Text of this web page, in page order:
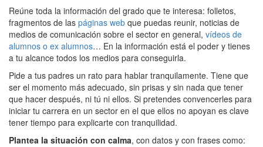
Reúne toda la información del grado que te interesa: folletos,
fragmentos de las páginas web que puedas reunir, noticias de
medios de comunicación sobre el sector en general, vídeos de
alumnos o ex alumnos… En la información está el poder y tienes
a tu alcance todos los medios para conseguirla.
Pide a tus padres un rato para hablar tranquilamente. Tiene que
ser el momento más adecuado, sin prisas y sin nada que tener
que hacer después, ni tú ni ellos. Si pretendes convencerles para
iniciar tu carrera en un sector en el que ellos no apoyan es clave
tener tiempo para explicarte con tranquilidad.
Plantea la situación con calma, con datos y con frases como: